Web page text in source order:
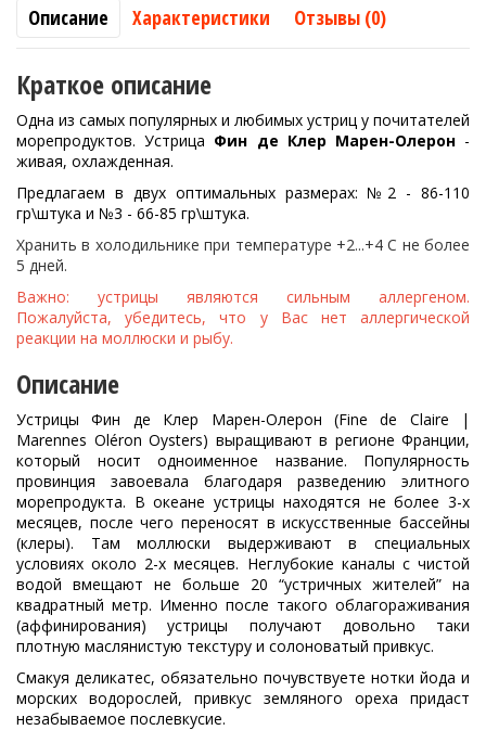
Описание
Характеристики Отзывы (0)
Краткое описание
Одна из самых популярных и любимых устриц у почитателей
морепродуктов. Устрица Фин де Клер Марен-Олерон-
живая, охлажденная.
Предлагаем в двух оптимальных размерах: №2 - 86-110
гр\штука и №3 - 66-85 гр\штука.
Хранить в холодильнике при температуре +2...+4 С не более
5 дней.
Важно: устрицы являются сильным аллергеном.
Пожалуйста, убедитесь, что у Вас нет аллергической
реакции на моллюски и рыбу.
Описание
УстрицыФин де Клер Марен-Олерон (Fine de Claire |
Marennes Oléron Oysters) выращивают в регионе Франции,
который носит одноименное название. Популярность
провинция завоевала благодаря разведению элитного
морепродукта. В океане устрицы находятся не более 3-х
месяцев, после чего переносят вискусственные бассейны
(клеры). Там моллюски выдерживают в специальных
условиях около 2-х месяцев. Неглубокие каналы с чистой
водой вмещают не больше 20 “устричных жителей” на
квадратный метр. Именно после такого облагораживания
(аффинирования) устрицы получают довольно таки
плотную маслянистую текстуру и солоноватый привкус.
Смакуя деликатес, обязательно почувствуете нотки йода и
морских водорослей, привкус земляного ореха придаст
незабываемое послевкусие.